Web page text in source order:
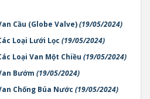
Cầu (Globe Valve)(19/05/2024)
Loại Lưới Lọc (19/05/2024)
Loại Van Một Chiều (19/05/2024)
Bướm (19/05/2024)
Chống Búa Nước (19/05/2024)